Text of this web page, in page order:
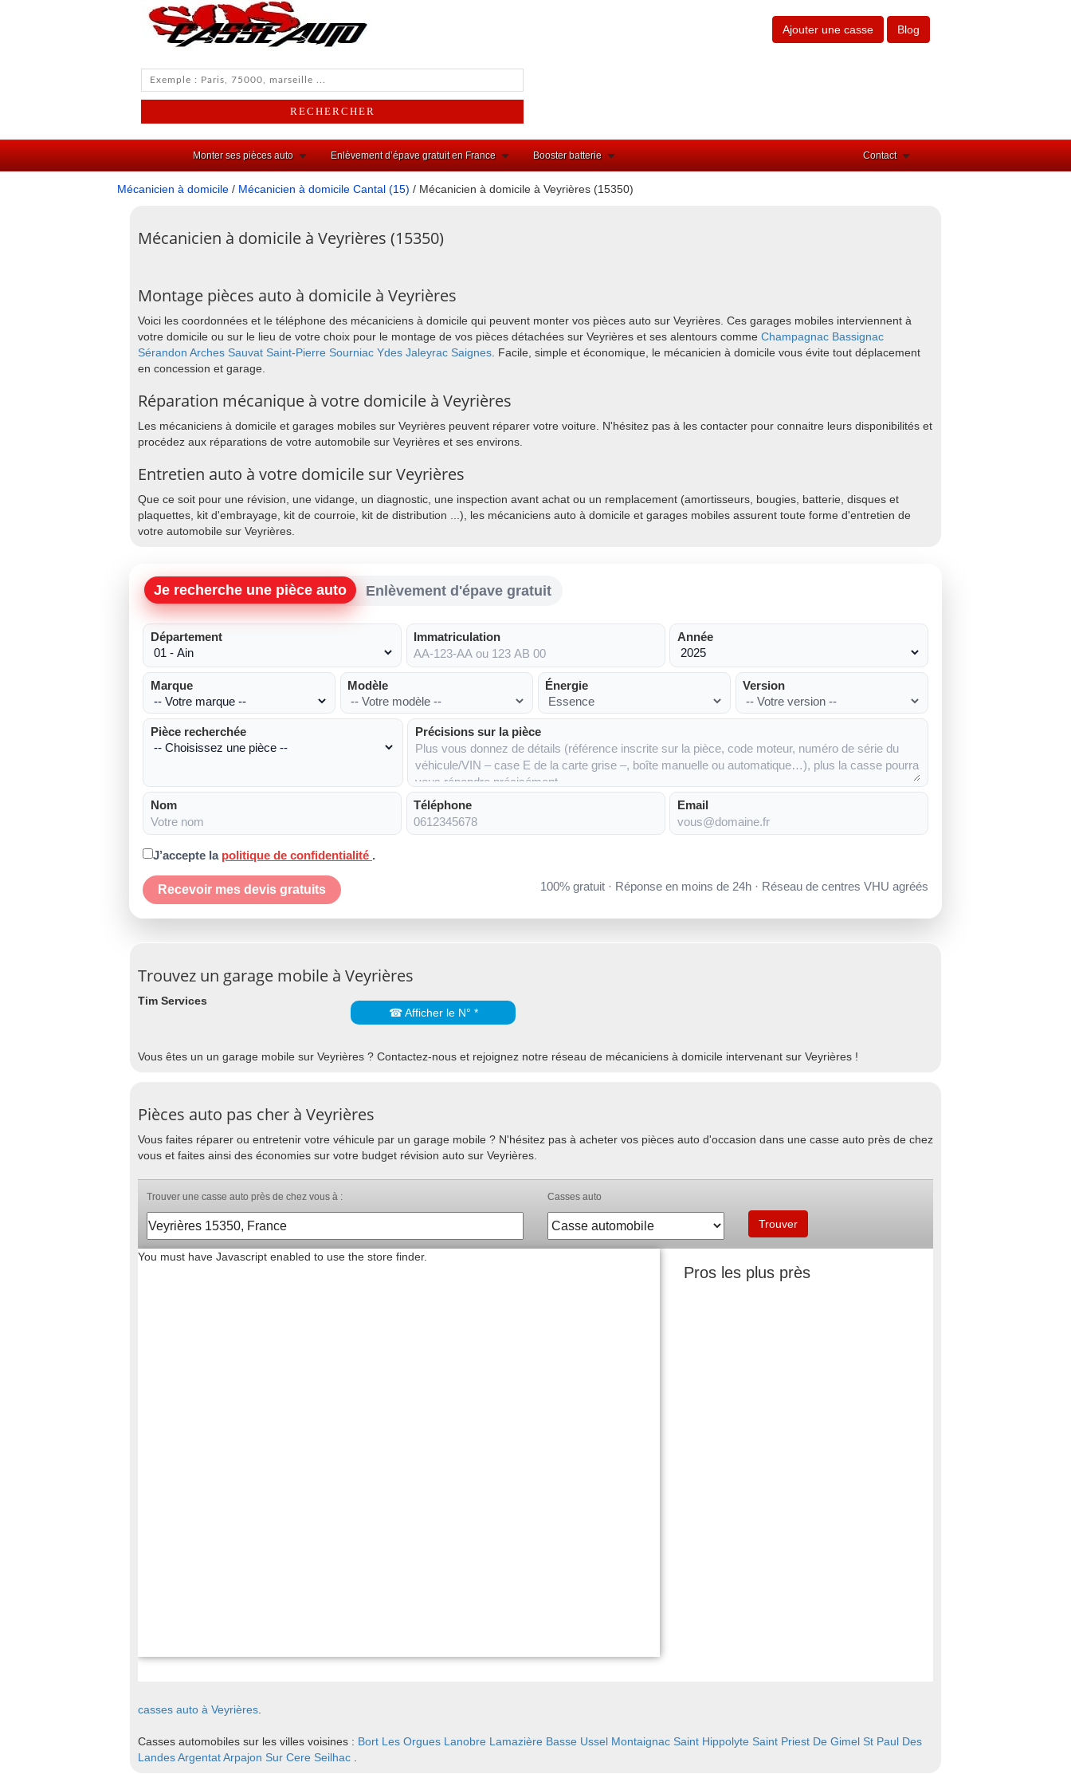
Ajouter une casse Blog
Monter ses pièces auto Enlèvement d’épave gratuit en France Booster batterie Contact
Mécanicien à domicile / Mécanicien à domicile Cantal (15) / Mécanicien à domicile à Veyrières (15350)
Mécanicien à domicile à Veyrières (15350)
Montage pièces auto à domicile à Veyrières
Voici les coordonnées et le téléphone des mécaniciens à domicile qui peuvent monter vos pièces auto sur Veyrières. Ces garages mobiles interviennent à
votre domicile ou sur le lieu de votre choix pour le montage de vos pièces détachées sur Veyrières et ses alentours comme Champagnac Bassignac
Sérandon Arches Sauvat Saint-Pierre Sourniac Ydes Jaleyrac Saignes . Facile, simple et économique, le mécanicien à domicile vous évite tout déplacement
en concession et garage.
Réparation mécanique à votre domicile à Veyrières
Les mécaniciens à domicile et garages mobiles sur Veyrières peuvent réparer votre voiture. N'hésitez pas à les contacter pour connaitre leurs disponibilités et
procédez aux réparations de votre automobile sur Veyrières et ses environs.
Entretien auto à votre domicile sur Veyrières
Que ce soit pour une révision, une vidange, un diagnostic, une inspection avant achat ou un remplacement (amortisseurs, bougies, batterie, disques et
plaquettes, kit d'embrayage, kit de courroie, kit de distribution ...), les mécaniciens auto à domicile et garages mobiles assurent toute forme d'entretien de
votre automobile sur Veyrières.
Je recherche une pièce auto Enlèvement d'épave gratuit
Département Immatriculation Année
Marque Modèle Énergie Version
Pièce recherchée Précisions sur la pièce
Nom Téléphone Email
J’accepte la politique de confidentialité .
Recevoir mes devis gratuits 100% gratuit · Réponse en moins de 24h · Réseau de centres VHU agréés
Trouvez un garage mobile à Veyrières
Tim Services
☎ Afficher le N° *
Vous êtes un un garage mobile sur Veyrières ? Contactez-nous et rejoignez notre réseau de mécaniciens à domicile intervenant sur Veyrières !
Pièces auto pas cher à Veyrières
Vous faites réparer ou entretenir votre véhicule par un garage mobile ? N'hésitez pas à acheter vos pièces auto d'occasion dans une casse auto près de chez
vous et faites ainsi des économies sur votre budget révision auto sur Veyrières.
casses auto à Veyrières
Casses automobiles sur les villes voisines : Bort Les Orgues Lanobre Lamazière Basse Ussel Montaignac Saint Hippolyte Saint Priest De Gimel St Paul Des
LandesArgentatArpajon Sur Cere Seilhac